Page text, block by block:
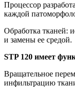
Процессор
каждой
Обработка тканей:
и замены ее средой.
STP 120 имеет
Вращательное
инфильтрацию